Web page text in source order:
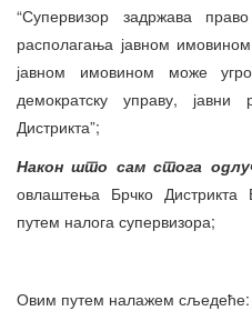
“Супервизор задржава
располагања јавном
јавном имовином може
демократску управу,
Дистрикта”;
Након што сам стога
овлаштења Брчко
путем налога супервизора;
Овим путем налажем сљедеће: